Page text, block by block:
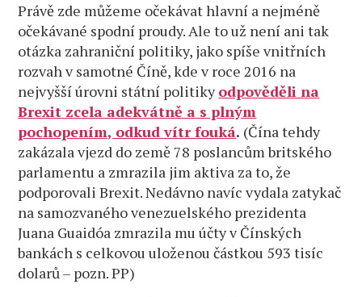
Právě zde můžeme očekávat hlavní a nejméně
očekávané spodní proudy. Ale to už není ani tak
otázka zahraniční politiky, jako spíše vnitřních
rozvah v samotné Číně, kde v roce 2016 na
nejvyšší úrovni státní politikyodpověděli na
Brexit zcela adekvátně a s plným
pochopením, odkud vítr fouká. (Čína tehdy
zakázala vjezd do země 78 poslancům britského
parlamentu a zmrazila jim aktiva za to, že
podporovali Brexit. Nedávno navíc vydala zatykač
na samozvaného venezuelského prezidenta
Juana Guaidóa zmrazila mu účty v Čínských
bankách s celkovou uloženou částkou 593 tisíc
dolarů – pozn. PP)